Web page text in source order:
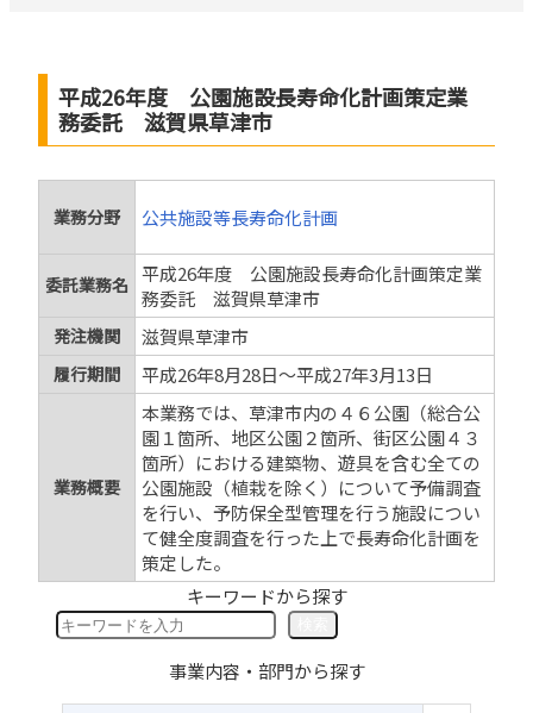
平成26年度 公園施設長寿命化計画策定業
務委託 滋賀県草津市
業務分野 公共施設等長寿命化計画
委託業務名 平成26年度 公園施設長寿命化計画策定業
務委託 滋賀県草津市
発注機関 滋賀県草津市
履行期間 平成26年8月28日〜平成27年3月13日
業務概要
本業務では、草津市内の４６公園（総合公
園１箇所、地区公園２箇所、街区公園４３
箇所）における建築物、遊具を含む全ての
公園施設（植栽を除く）について予備調査
を行い、予防保全型管理を行う施設につい
て健全度調査を行った上で長寿命化計画を
策定した。
キーワードから探す
事業内容・部門から探す